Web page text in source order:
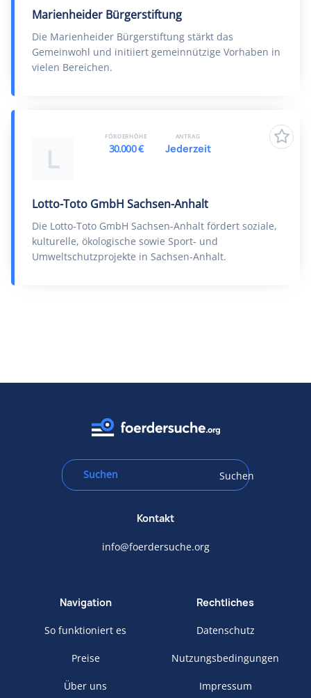
Marienheider Bürgerstiftung
Die Marienheider Bürgerstiftung stärkt das
Gemeinwohl und initiiert gemeinnützige Vorhaben in
vielen Bereichen.
L
Lotto-Toto GmbH Sachsen-Anhalt
Die Lotto-Toto GmbH Sachsen-Anhalt fördert soziale,
kulturelle, ökologische sowie Sport- und
Umweltschutzprojekte in Sachsen-Anhalt.
FÖRDERHÖHE
30.000 €
ANTRAG
Jederzeit
Suchen
Kontakt
info@foerdersuche.org
Navigation
So funktioniert es
Preise
Über uns
Rechtliches
Datenschutz
Nutzungsbedingungen
Impressum